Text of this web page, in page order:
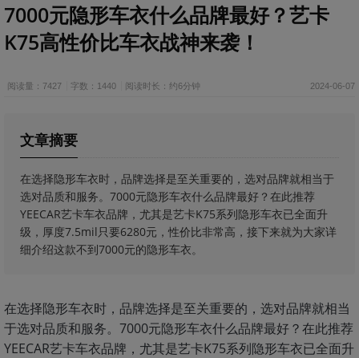
7000元隐形车衣什么品牌最好？艺卡
K75高性价比车衣战神来袭！
阅读量：7427 字数：1440 阅读时长：约6分钟 2024-06-07
文章摘要
在选择隐形车衣时，品牌选择是至关重要的，选对品牌就相当于
选对品质和服务。7000元隐形车衣什么品牌最好？在此推荐
YEECAR艺卡车衣品牌，尤其是艺卡K75系列隐形车衣已全面升
级，厚度7.5mil只要6280元，性价比非常高，接下来就为大家详
细介绍这款不到7000元的隐形车衣。
在选择隐形车衣时，品牌选择是至关重要的，选对品牌就相当
于选对品质和服务。7000元隐形车衣什么品牌最好？在此推荐
YEECAR艺卡车衣品牌，尤其是艺卡K75系列隐形车衣已全面升